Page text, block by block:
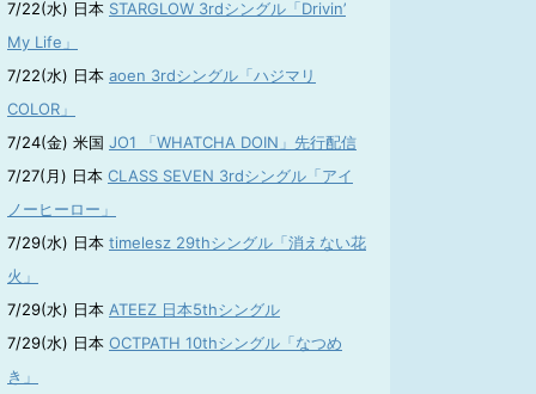
7/22(水) 日本 STARGLOW 3rdシングル「Drivin’
My Life」
7/22(水) 日本 aoen 3rdシングル「ハジマリ
COLOR」
7/24(金) 米国 JO1 「WHATCHA DOIN」先行配信
7/27(月) 日本 CLASS SEVEN 3rdシングル「アイ
ノーヒーロー」
7/29(水) 日本 timelesz 29thシングル「消えない花
火」
7/29(水) 日本 ATEEZ 日本5thシングル
7/29(水) 日本 OCTPATH 10thシングル「なつめ
き」